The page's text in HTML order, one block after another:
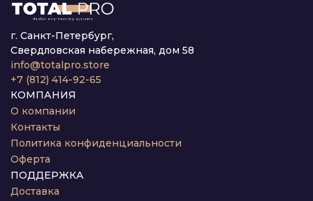
г. Санкт-Петербург,
Свердловская набережная, дом 58
info@totalpro.store
+7 (812) 414-92-65
КОМПАНИЯ
О компании
Контакты
Политика конфиденциальности
Оферта
ПОДДЕРЖКА
Доставка